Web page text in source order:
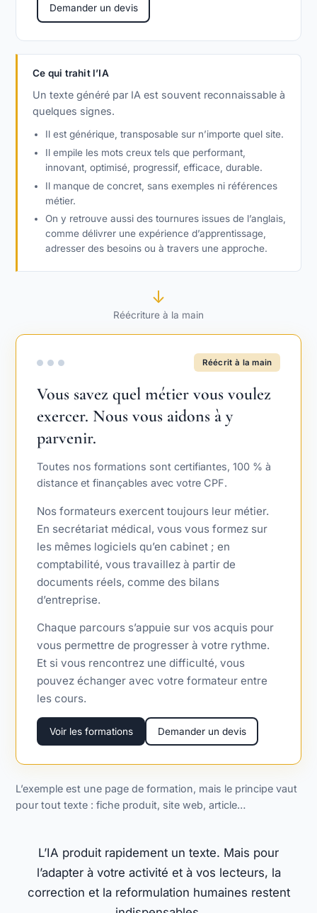
Demander un devis
Ce qui trahit l’IA
Un texte généré par IA est souvent reconnaissable à
quelques signes.
Il est générique, transposable sur n’importe quel site.
Il empile les mots creux tels que performant,
innovant, optimisé, progressif, efficace, durable.
Il manque de concret, sans exemples ni références
métier.
On y retrouve aussi des tournures issues de l’anglais,
comme délivrer une expérience d’apprentissage,
adresser des besoinsou à travers une approche.
↓
Réécriture à la main
Réécrit à la main
Vous savez quel métier vous voulez
exercer. Nous vous aidons à y
parvenir.
Toutes nos formations sont certifiantes, 100 % à
distance et finançables avec votre CPF.
Nos formateurs exercent toujours leur métier.
En secrétariat médical, vous vous formez sur
les mêmes logiciels qu’en cabinet ; en
comptabilité, vous travaillez à partir de
documents réels, comme des bilans
d’entreprise.
Chaque parcours s’appuie sur vos acquis pour
vous permettre de progresser à votre rythme.
Et si vous rencontrez une difficulté, vous
pouvez échanger avec votre formateur entre
les cours.
Voir les formations Demander un devis
L’exemple est une page de formation, mais le principe vaut
pour tout texte : fiche produit, site web, article…
L’IA produit rapidement un texte. Mais pour
l’adapter à votre activité et à vos lecteurs, la
correction et la reformulation humaines restent